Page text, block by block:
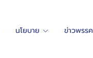
นโยบาย ข่าวพรรค